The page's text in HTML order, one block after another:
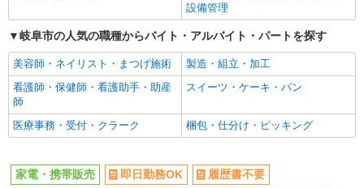
設備管理
岐阜市の人気の職種からバイト・アルバイト・パートを探す
美容師・ネイリスト・まつげ施術
製造・組立・加工
看護師・保健師・看護助手・助産
師
スイーツ・ケーキ・パン
医療事務・受付・クラーク 梱包・仕分け・ピッキング
家電・携帯販売 即日勤務OK
履歴書不要